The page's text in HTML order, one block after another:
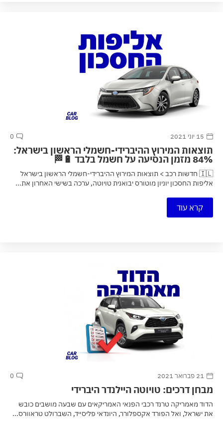
15 יוני 2021 0
תוצאות המירוץ ההיברידי-חשמלי הראשון בישראל:
84% מזמן הנסיעה על חשמל בלבד 🔋🏁
🇮🇱 חדשות רכב > תוצאות המירוץ ההיברידי-חשמלי הראשון בישראל
אליפות החסכון יוניון מוטורס יבואנית טויוטה, ערכה בשישי האחרון את...
קרא עוד
21 פברואר 2021 0
מבחן דרכים: טויוטה היילנדר היברידי
הדוד מאמריקה טרנד רכבי הפנאי האמריקאים עם שבעה מושבים כובש
את ישראל, ואל הפורד אקספלורר, היונדאי פליסייד, השברולט טראוורס...